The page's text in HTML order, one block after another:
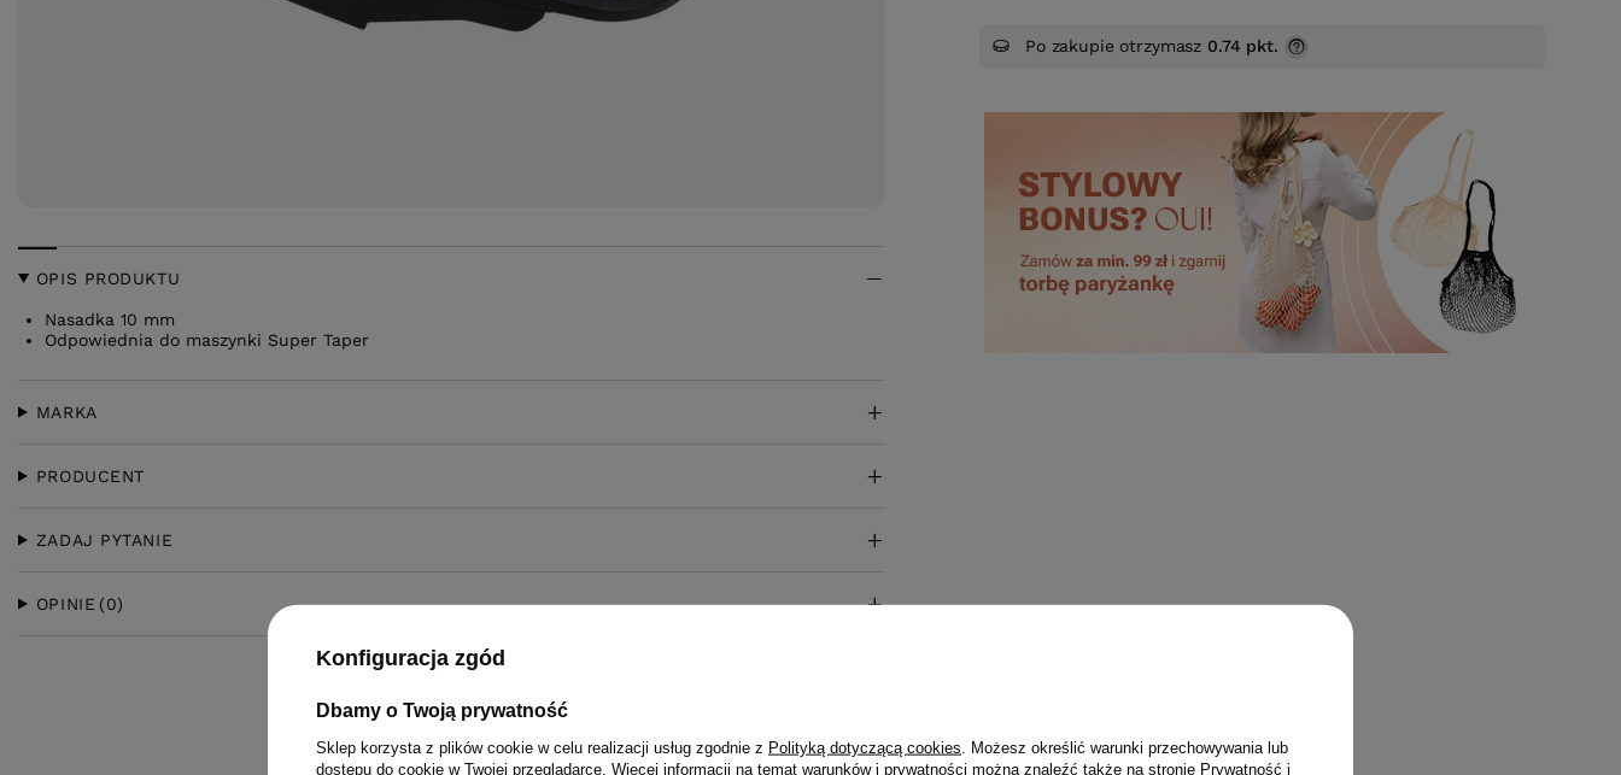
Po zakupie otrzymasz 0.74 pkt.
OPIS PRODUKTU
Nasadka 10 mm
Odpowiednia do maszynki Super Taper
MARKA
PRODUCENT
ZADAJ PYTANIE
OPINIE (0)
Konfiguracja zgód
Dbamy o Twoją prywatność
Sklep korzysta z plików cookie w celu realizacji usług zgodnie z Polityką dotyczącą cookies . Możesz określić warunki przechowywania lub
dostępu do cookie w Twojej przeglądarce. Więcej informacji na temat warunków i prywatności można znaleźć także na stronie Prywatność i